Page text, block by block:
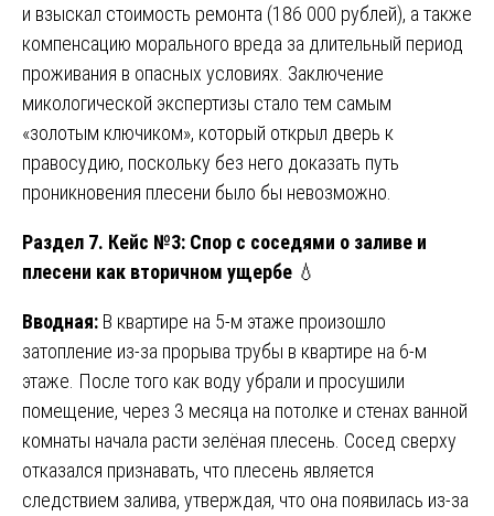
и взыскал стоимость ремонта (186 000 рублей), а также
компенсацию морального вреда за длительный период
проживания в опасных условиях. Заключение
микологической экспертизы стало тем самым
«золотым ключиком», который открыл дверь к
правосудию, поскольку без него доказать путь
проникновения плесени было бы невозможно.
Раздел 7. Кейс №3: Спор с соседями о заливе и
плесени как вторичном ущербе 💧
Вводная: В квартире на 5-м этаже произошло
затопление из-за прорыва трубы в квартире на 6-м
этаже. После того как воду убрали и просушили
помещение, через 3 месяца на потолке и стенах ванной
комнаты начала расти зелёная плесень. Сосед сверху
отказался признавать, что плесень является
следствием залива, утверждая, что она появилась из-за